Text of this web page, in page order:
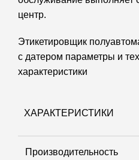
центр.
Этикетировщик
с датером параметры и
характеристики
ХАРАКТЕРИСТИКИ
Производительность